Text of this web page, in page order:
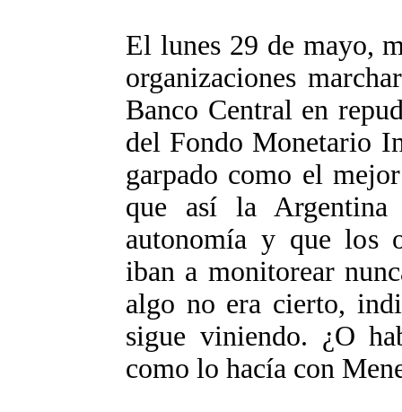
El lunes 29 de mayo,
organizaciones
Banco Central en
del Fondo Monetario
garpado como el
que así la Argentina
autonomía y que los
iban a monitorear
algo no era cierto,
sigue viniendo. ¿O
como lo hacía con